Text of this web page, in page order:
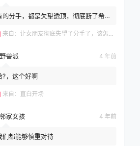
的分手，都是失望透顶，彻底断了希
过程。 ?女生嘴上说...
来自： 让女朋友彻底失望了分手了，该怎么挽回？
野兽派 4 年前
?，这个好啊
来自： 直白开场
邻家女孩 4 年前
们都能够慎重对待